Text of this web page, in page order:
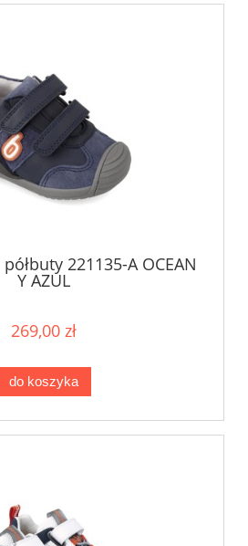
półbuty 221135-A OCEAN
Y AZUL
269,00 zł
do koszyka